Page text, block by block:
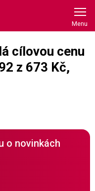
cílovou cenu
z 673 Kč,
o novinkách